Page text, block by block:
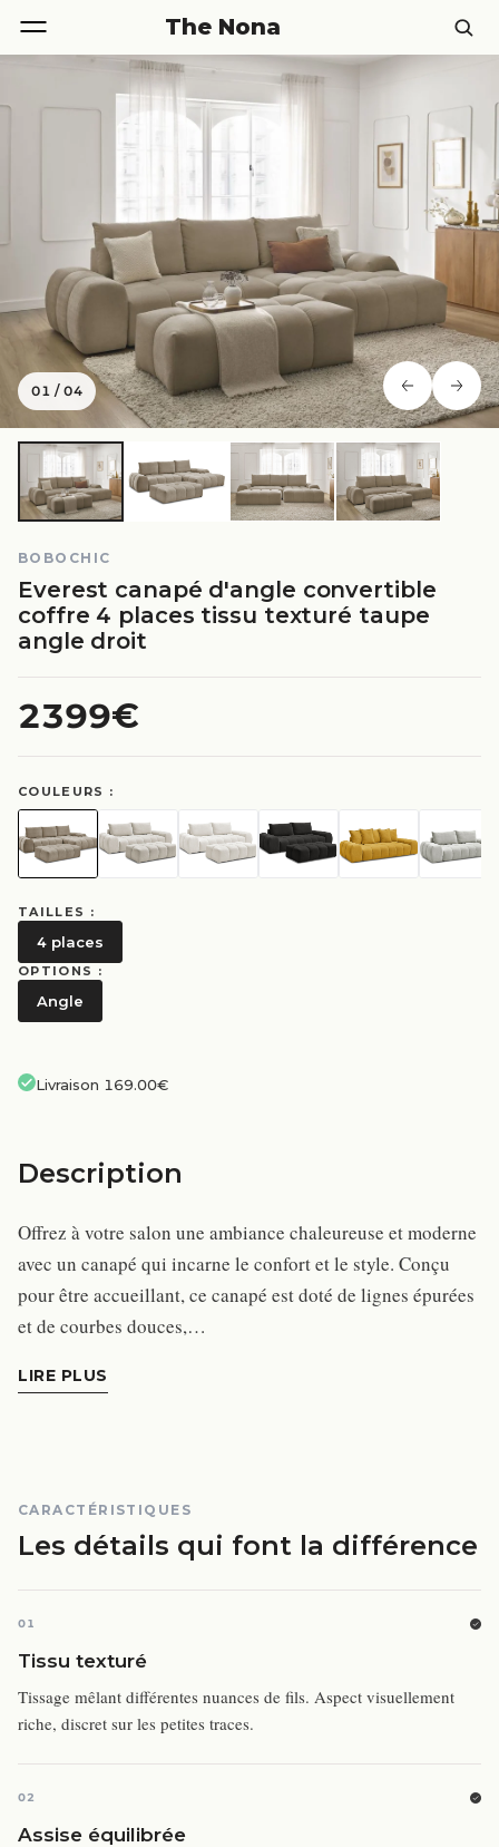
The Nona
01 /04
BOBOCHIC
Everest canapé d'angle convertible
coffre 4 places tissu texturé taupe
angle droit
2399€
COULEURS :
TAILLES :
4 places
OPTIONS :
Angle
Livraison 169.00€
Description
Offrez à votre salon une ambiance chaleureuse et moderne
avec un canapé qui incarne le confort et le style. Conçu
pour être accueillant, ce canapé est doté de lignes épurées
et de courbes douces,…
LIRE PLUS
CARACTÉRISTIQUES
Les détails qui font la différence
01
Tissu texturé
Tissage mêlant différentes nuances de fils. Aspect visuellement
riche, discret sur les petites traces.
02
Assise équilibrée